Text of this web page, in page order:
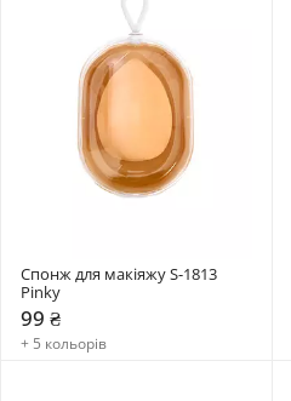
Спонж для макіяжу S-1813
Pinky
99 ₴
+ 5 кольорів